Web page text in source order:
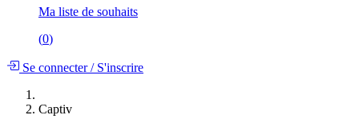
Ma liste de souhaits
(0)
Se connecter/S'inscrire
Captiv